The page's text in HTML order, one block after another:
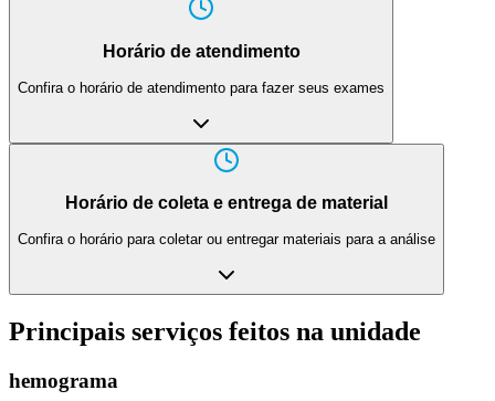
Horário de atendimento
Confira o horário de atendimento para fazer seus exames
Horário de coleta e entrega de material
Confira o horário para coletar ou entregar materiais para a análise
Principais serviços feitos na unidade
hemograma